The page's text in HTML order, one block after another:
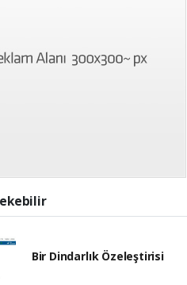
Bir Dindarlık Özeleştirisi